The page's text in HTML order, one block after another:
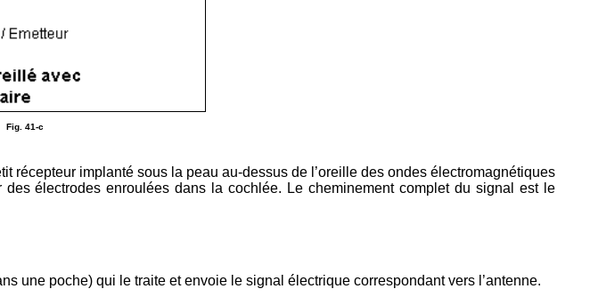
Fig. 41-c
récepteur implanté sous la peau au-dessus de l’oreille des ondes électromagnétiques
électrodes enroulées dans la cochlée. Le cheminement complet du signal est le
une poche) qui le traite et envoie le signal électrique correspondant vers l’antenne.